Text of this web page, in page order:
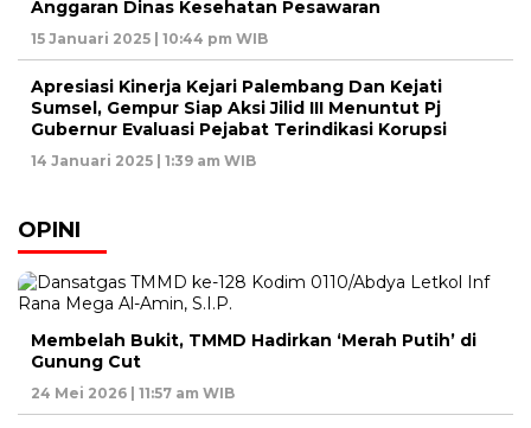
Anggaran Dinas Kesehatan Pesawaran
15 Januari 2025 | 10:44 pm WIB
Apresiasi Kinerja Kejari Palembang Dan Kejati
Sumsel, Gempur Siap Aksi Jilid III Menuntut Pj
Gubernur Evaluasi Pejabat Terindikasi Korupsi
14 Januari 2025 | 1:39 am WIB
OPINI
Membelah Bukit, TMMD Hadirkan ‘Merah Putih’ di
Gunung Cut
24 Mei 2026 | 11:57 am WIB